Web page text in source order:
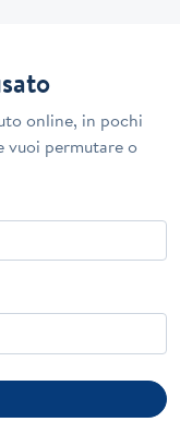
online, in pochi
vuoi permutare o